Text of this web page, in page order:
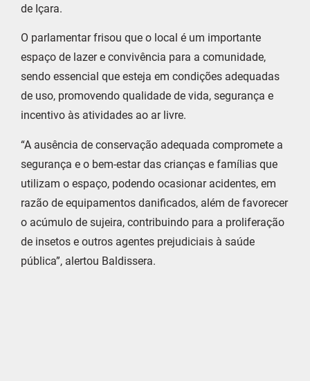
de Içara.
O parlamentar frisou que o local é um importante
espaço de lazer e convivência para a comunidade,
sendo essencial que esteja em condições adequadas
de uso, promovendo qualidade de vida, segurança e
incentivo às atividades ao ar livre.
“A ausência de conservação adequada compromete a
segurança e o bem-estar das crianças e famílias que
utilizam o espaço, podendo ocasionar acidentes, em
razão de equipamentos danificados, além de favorecer
o acúmulo de sujeira, contribuindo para a proliferação
de insetos e outros agentes prejudiciais à saúde
pública”, alertou Baldissera.